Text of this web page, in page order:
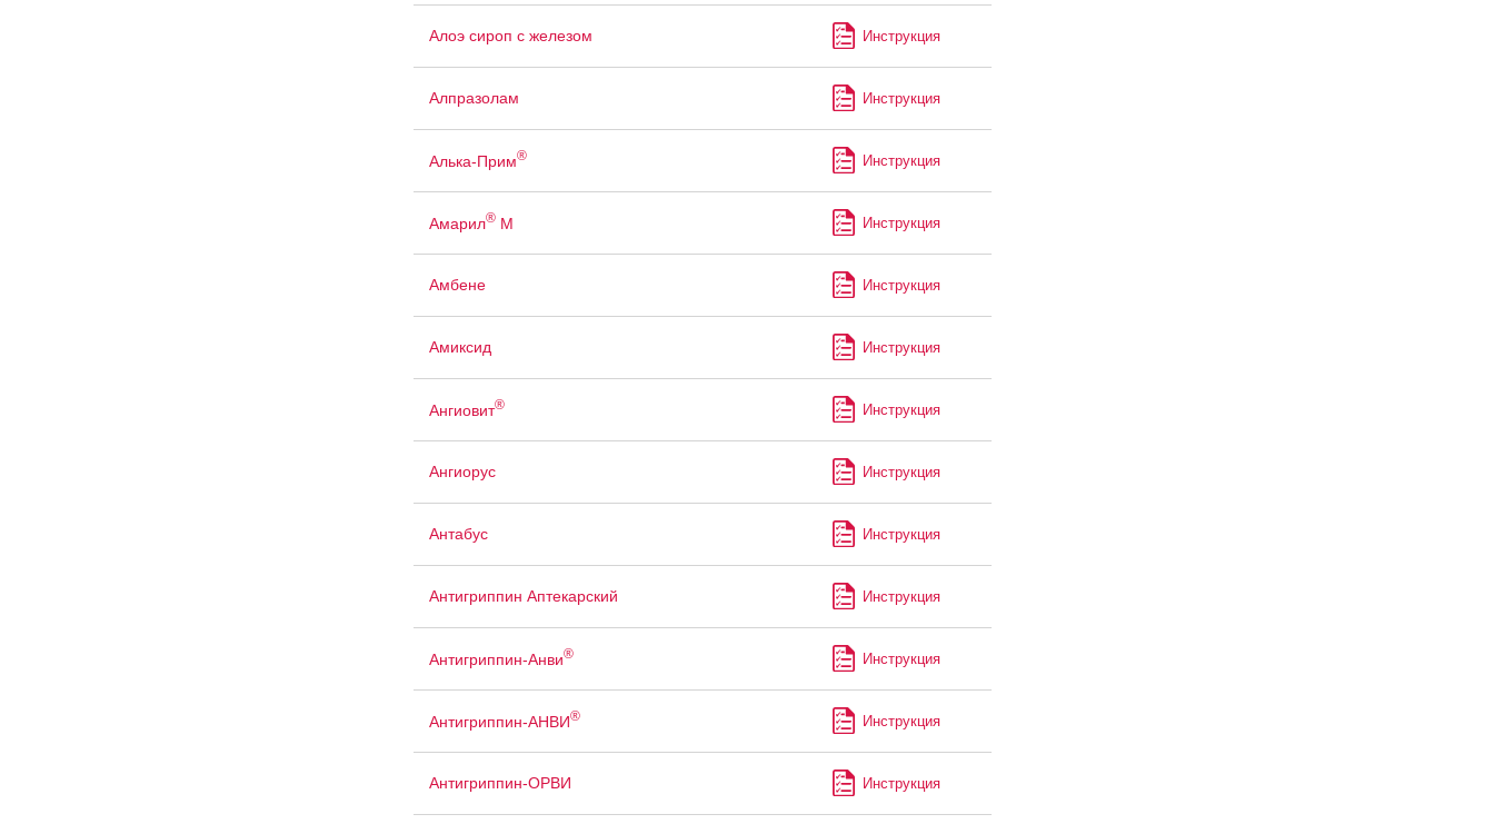
Алоэ сироп с железом Инструкция
Алпразолам Инструкция
Алька-Прим® Инструкция
Амарил®М Инструкция
Амбене Инструкция
Амиксид Инструкция
Ангиовит® Инструкция
Ангиорус Инструкция
Антабус Инструкция
Антигриппин Аптекарский Инструкция
Антигриппин-Анви® Инструкция
Антигриппин-АНВИ® Инструкция
Антигриппин-ОРВИ Инструкция